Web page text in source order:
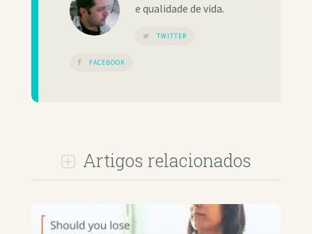
e qualidade de vida.
TWITTER
FACEBOOK
Artigos relacionados